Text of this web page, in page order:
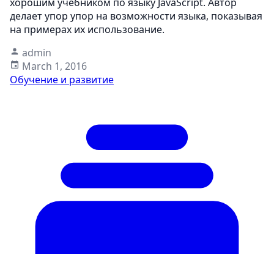
делает упор упор на возможности языка, показывая
на примерах их использование.
admin
March 1, 2016
Обучение и развитие